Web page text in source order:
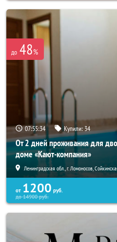
до 48%
07:55:32 Купили: 34
От 2 дней проживания для
доме «Кают-компания»
Ленинградская обл., г. Ломоносов,
от 1200 руб.
до14900руб.